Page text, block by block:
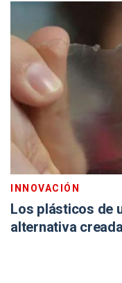
INNOVACIÓN
Los plásticos de
alternativa